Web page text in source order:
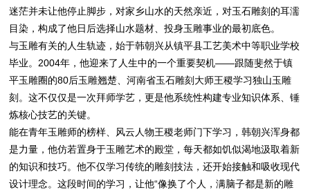
迷茫并未让他停止脚步，对家乡山水的天然亲近，对玉石雕刻的耳濡
目染，构成了他日后选择山水题材、投身玉雕事业的最初底色。
与玉雕有关的人生轨迹，始于韩朝兴从镇平县工艺美术中等职业学校
毕业。2004年，他迎来了人生中的一个重要契机——跟随斐然于镇
平玉雕圈的80后玉雕翘楚、河南省玉石雕刻大师王稷学习独山玉雕
刻。这不仅仅是一次拜师学艺，更是他系统性构建专业知识体系、锤
炼核心技艺的关键。
能在青年玉雕师的榜样、风云人物王稷老师门下学习，韩朝兴浑身都
是力量，他仿若置身于玉雕艺术的殿堂，每天都如饥似渴地汲取着新
的知识和技巧。他不仅学习传统的雕刻技法，还开始接触和吸收现代
设计理念。这段时间的学习，让他“像换了个人，满脑子都是新的雕